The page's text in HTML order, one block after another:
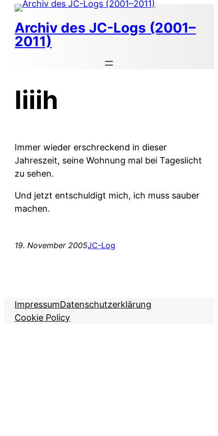
Zum
Inhalt
springen
Archiv des JC-Logs (2001–
2011)
Iiiih
Immer wieder erschreckend in dieser
Jahreszeit, seine Wohnung mal bei Tageslicht
zu sehen.
Und jetzt entschuldigt mich, ich muss sauber
machen.
19. November 2005JC-Log
ImpressumDatenschutzerklärung
Cookie Policy